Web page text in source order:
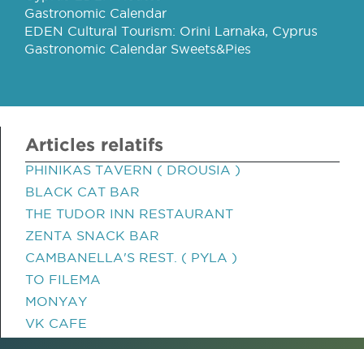
Gastronomic Calendar
EDEN Cultural Tourism: Orini Larnaka, Cyprus
Gastronomic Calendar Sweets&Pies
Articles relatifs
PHINIKAS TAVERN ( DROUSIA )
BLACK CAT BAR
THE TUDOR INN RESTAURANT
ZENTA SNACK BAR
CAMBANELLA'S REST. ( PYLA )
TO FILEMA
MONYAY
VK CAFE